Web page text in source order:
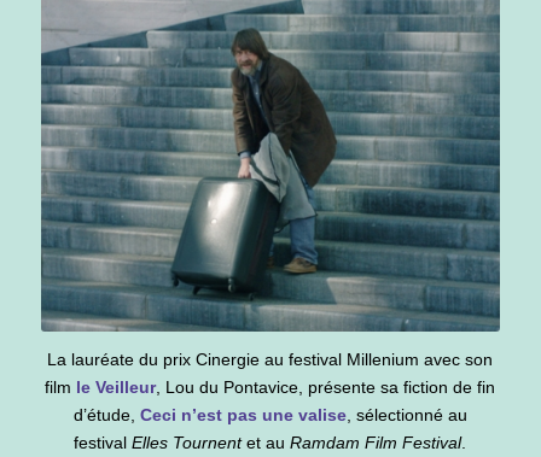
La lauréate du prix Cinergie au festival Millenium avec son
film le Veilleur, Lou du Pontavice, présente sa fiction de fin
d’étude, Ceci n’est pas une valise, sélectionné au
festivalElles Tournentet auRamdam Film Festival.